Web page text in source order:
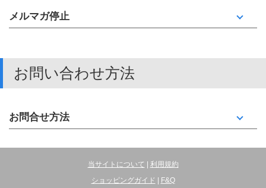
メルマガ停止
お問い合わせ方法
お問合せ方法
当サイトについて
利用規約
ショッピングガイド
F&Q